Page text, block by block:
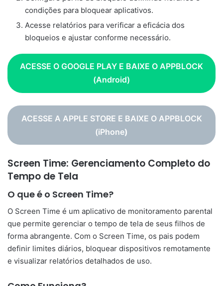
condições para bloquear aplicativos.
Acesse relatórios para verificar a eficácia dos
bloqueios e ajustar conforme necessário.
ACESSE O GOOGLE PLAY E BAIXE O APPBLOCK
(Android)
ACESSE A APPLE STORE E BAIXE O APPBLOCK
(iPhone)
Screen Time: Gerenciamento Completo do
Tempo de Tela
O que é o Screen Time?
O Screen Time é um aplicativo de monitoramento parental
que permite gerenciar o tempo de tela de seus filhos de
forma abrangente. Com o Screen Time, os pais podem
definir limites diários, bloquear dispositivos remotamente
e visualizar relatórios detalhados de uso.